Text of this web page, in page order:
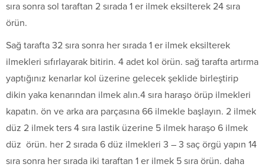
sıra sonra sol taraftan 2 sırada 1 er ilmek eksilterek 24 sıra
örün.
Sağ tarafta 32 sıra sonra her sırada 1 er ilmek eksilterek
ilmekleri sıfırlayarak bitirin. 4 adet kol örün. sağ tarafta artırma
yaptığınız kenarlar kol üzerine gelecek şeklide birleştirip
dikin yaka kenarından ilmek alın.4 sıra haraşo örüp ilmekleri
kapatın. ön ve arka ara parçasına 66 ilmekle başlayın. 2 ilmek
düz 2 ilmek ters 4 sıra lastik üzerine 5 ilmek haraşo 6 ilmek
düz örün. her 2 sırada 6 düz ilmekleri 3 – 3 saç örgü yapın 14
sıra sonra her sırada iki taraftan 1 er ilmek 5 sıra örün. daha